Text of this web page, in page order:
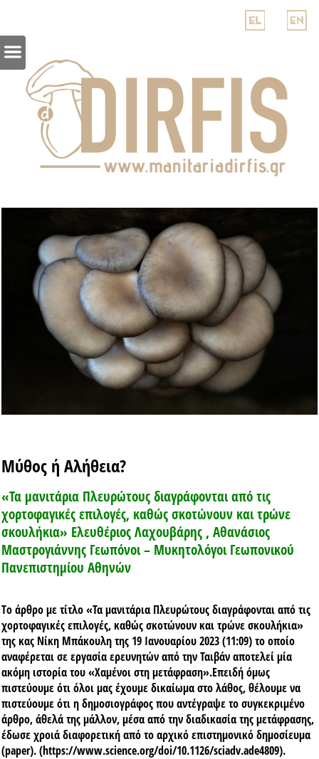
Μύθος ή Αλήθεια?
«Τα μανιτάρια Πλευρώτους διαγράφονται από τις
χορτοφαγικές επιλογές, καθώς σκοτώνουν και τρώνε
σκουλήκια» Ελευθέριος Λαχουβάρης , Αθανάσιος
Μαστρογιάννης Γεωπόνοι – Μυκητολόγοι Γεωπονικού
Πανεπιστημίου Αθηνών
Tο άρθρο με τίτλο «Τα μανιτάρια Πλευρώτους διαγράφονται από τις
χορτοφαγικές επιλογές, καθώς σκοτώνουν και τρώνε σκουλήκια»
της κας Νίκη Μπάκουλη της 19 Ιανουαρίου 2023 (11:09) το οποίο
αναφέρεται σε εργασία ερευνητών από την Ταιβάν αποτελεί μία
ακόμη ιστορία του «Χαμένοι στη μετάφραση».Επειδή όμως
πιστεύουμε ότι όλοι μας έχουμε δικαίωμα στο λάθος, θέλουμε να
πιστεύουμε ότι η δημοσιογράφος που αντέγραψε το συγκεκριμένο
άρθρο, άθελά της μάλλον, μέσα από την διαδικασία της μετάφρασης,
έδωσε χροιά διαφορετική από τo αρχικό επιστημονικό δημοσίευμα
(paper). (https://www.science.org/doi/10.1126/sciadv.ade4809).